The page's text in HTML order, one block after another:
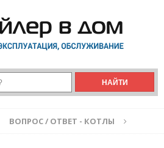
ВОПРОС / ОТВЕТ - КОТЛЫ